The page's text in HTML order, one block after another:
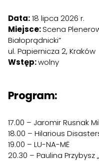
Data:18 lipca 2026 r.
Miejsce:Scena
Białoprądnicki”
ul. Papiernicza 2, Kraków
Wstęp:wolny
Program:
17.00 – Jaromir Rusnak
18.00 – Hilarious
19.00 – LU-NA-MË
20.30 – Paulina Przybysz